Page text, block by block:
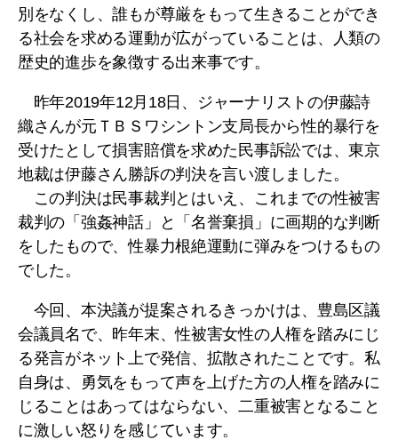
別をなくし、誰もが尊厳をもって生きることができ
る社会を求める運動が広がっていることは、人類の
歴史的進歩を象徴する出来事です。
昨年2019年12月18日、ジャーナリストの伊藤詩
織さんが元ＴＢＳワシントン支局長から性的暴行を
受けたとして損害賠償を求めた民事訴訟では、東京
地裁は伊藤さん勝訴の判決を言い渡しました。
この判決は民事裁判とはいえ、これまでの性被害
裁判の「強姦神話」と「名誉棄損」に画期的な判断
をしたもので、性暴力根絶運動に弾みをつけるもの
でした。
今回、本決議が提案されるきっかけは、豊島区議
会議員名で、昨年末、性被害女性の人権を踏みにじ
る発言がネット上で発信、拡散されたことです。私
自身は、勇気をもって声を上げた方の人権を踏みに
じることはあってはならない、二重被害となること
に激しい怒りを感じています。